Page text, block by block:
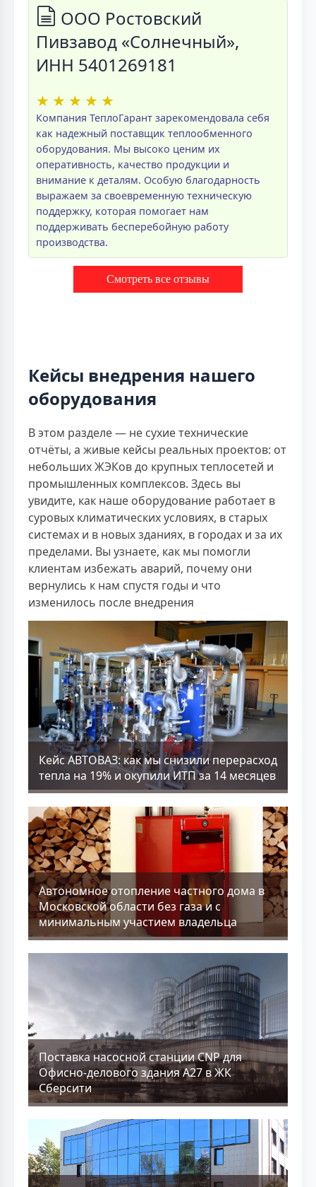
ООО Ростовский
Пивзавод «Солнечный»,
ИНН 5401269181
★ ★ ★ ★ ★
Компания ТеплоГарант зарекомендовала себя
как надежный поставщик теплообменного
оборудования. Мы высоко ценим их
оперативность, качество продукции и
внимание к деталям. Особую благодарность
выражаем за своевременную техническую
поддержку, которая помогает нам
поддерживать бесперебойную работу
производства.
Смотреть все отзывы
Кейсы внедрения нашего
оборудования
В этом разделе — не сухие технические
отчёты, а живые кейсы реальных проектов: от
небольших ЖЭКов до крупных теплосетей и
промышленных комплексов. Здесь вы
увидите, как наше оборудование работает в
суровых климатических условиях, в старых
системах и в новых зданиях, в городах и за их
пределами. Вы узнаете, как мы помогли
клиентам избежать аварий, почему они
вернулись к нам спустя годы и что
изменилось после внедрения
Кейс АВТОВАЗ: как мы снизили перерасход
тепла на 19% и окупили ИТП за 14 месяцев
Aвтономное отопление частного дома в
Московской области без газа и с
минимальным участием владельца
Поставка насосной станции CNP для
Офисно-делового здания А27 в ЖК
Сберсити